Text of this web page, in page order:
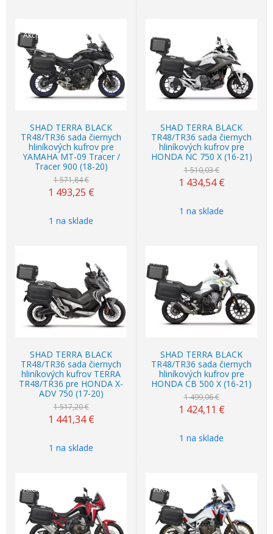
Akcia
SHAD TERRA BLACK
TR48/TR36 sada čiernych
hliníkových kufrov pre
YAMAHA MT-09 Tracer /
Tracer 900 (18-20)
1 571,84 €
1 493,25 €
1 na sklade
Akcia
SHAD TERRA BLACK
TR48/TR36 sada čiernych
hliníkových kufrov pre
HONDA NC 750 X (16-21)
1 510,03 €
1 434,54 €
1 na sklade
Akcia
SHAD TERRA BLACK
TR48/TR36 sada čiernych
hliníkových kufrov TERRA
TR48/TR36 pre HONDA X-
ADV 750 (17-20)
1 517,20 €
1 441,34 €
1 na sklade
Akcia
SHAD TERRA BLACK
TR48/TR36 sada čiernych
hliníkových kufrov pre
HONDA CB 500 X (16-21)
1 499,06 €
1 424,11 €
1 na sklade
Akcia Akcia